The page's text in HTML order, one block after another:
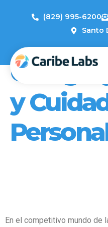
(829) 995-6200
Santo
y
En el competitivo mundo de